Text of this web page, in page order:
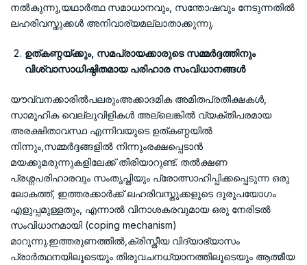
നൽകുന്നു,യഥാർത്ഥ സമാധാനവും, സന്തോഷവും നേടുന്നതിൽ
ലഹരിവസ്തുക്കൾ അനിവാര്യമല്ലാതാക്കുന്നു.
ഉത്കണ്ഠയ്ക്കും, സമപ്രായക്കാരുടെ സമ്മർദ്ദത്തിനും
വിശ്വാസാധിഷ്ഠിതമായ പരിഹാര സംവിധാനങ്ങൾ
യൗവ്വനക്കാരിൽപലരുംഅക്കാദമിക അമിതപ്രതീക്ഷകൾ,
സാമൂഹിക വെല്ലുവിളികൾ അല്ലെങ്കിൽ വ്യക്തിപരമായ
അരക്ഷിതാവസ്ഥ എന്നിവയുടെ ഉത്കണ്ഠയിൽ
നിന്നും,സമ്മർദ്ദങ്ങളിൽ നിന്നുംരക്ഷപ്പെടാൻ
മയക്കുമരുന്നുകളിലേക്ക് തിരിയാറുണ്ട്. തൽക്ഷണ
പ്രശ്നപരിഹാരവും സംതൃപ്തിയും പ്രോത്സാഹിപ്പിക്കപ്പെടുന്ന ഒരു
ലോകത്ത്, ഇത്തരക്കാർക്ക് ലഹരിവസ്തുക്കളുടെ ദുരുപയോഗം
എളുപ്പമുള്ളതും, എന്നാൽ വിനാശകരവുമായ ഒരു നേരിടൽ
സംവിധാനമായി (coping mechanism)
മാറുന്നു.ഇത്തരുണത്തിൽ,ക്രിസ്തീയ വിദ്യാഭ്യാസം
പ്രാർത്ഥനയിലൂടെയും തിരുവചനധ്യാനത്തിലൂടെയും ആത്മീയ